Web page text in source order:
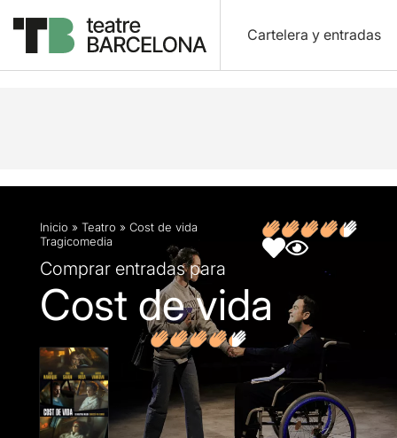
Cartelera y entradas
Descripción Ficha artística Fotos y vídeos
Inicio » Teatro » Cost de vida
Tragicomedia
Comprar entradas para
Cost de vida